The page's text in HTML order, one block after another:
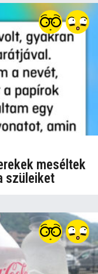
meséltek
szüleiket